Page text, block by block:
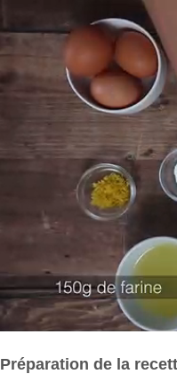
Préparation de la